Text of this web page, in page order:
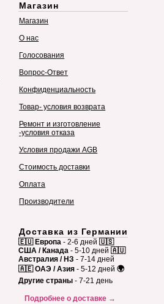
Магазин
Магазин
О нас
Голосования
Вопрос-Ответ
Конфиденциальность
Товар- условия возврата
Ремонт и изготовление
-условия отказа
Условия продажи AGB
Стоимость доставки
Оплата
Производители
Доставка из Германии
🇪🇺 Европа - 2-6 дней 🇺🇸
США / Канада - 5-10 дней 🇦🇺
Австралия / НЗ - 7-14 дней
🇦🇪 ОАЭ / Азия - 5-12 дней 🌍
Другие страны - 7-21 день
Подробнее о доставке →